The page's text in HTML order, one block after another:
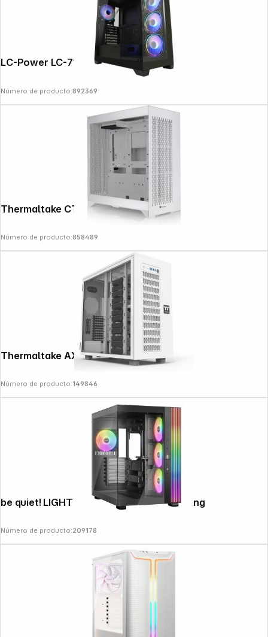
LC-Power LC-715B-ON
Número de producto:892369
Thermaltake CTE E600 MX Snow White
Número de producto:858489
Thermaltake AX700 Snow White
Número de producto:149846
be quiet! LIGHT BASE 600 LX black housing
Número de producto:209178